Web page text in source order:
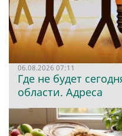
06.08.2026 07:11
Где не будет
области. Адреса